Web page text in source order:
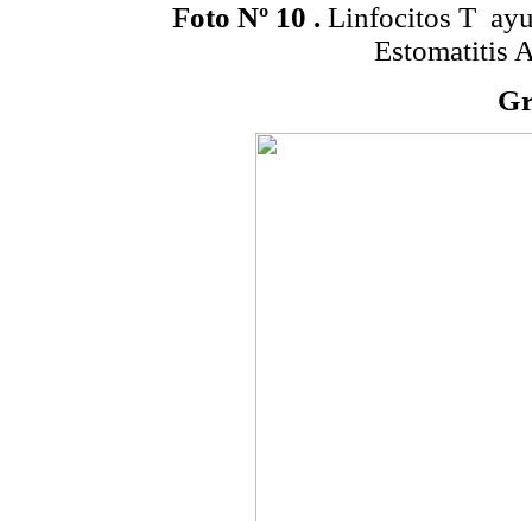
Foto Nº 10 . Linfocitos T
Estomatitis